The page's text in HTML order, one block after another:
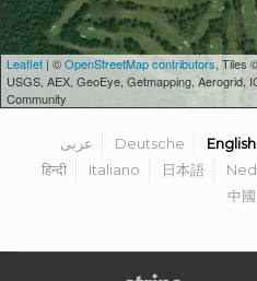
Leaflet | ©OpenStreetMap contributors ,
USGS, AEX, GeoEye, Getmapping, Aerogrid,
Community
عربى Deutsche English
हिन्दी
Italiano 日本語
中國